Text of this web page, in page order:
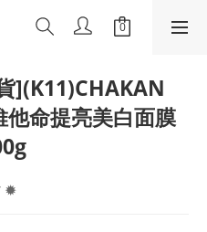
](K11)CHAKAN
他命提亮美白面膜
✹